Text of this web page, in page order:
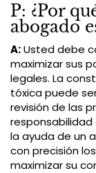
P: ¿Por
abogado
A:Usted debe
maximizar sus
legales. La
tóxica puede
revisión de las
responsabilidad
la ayuda de un
con precisión
maximizar su